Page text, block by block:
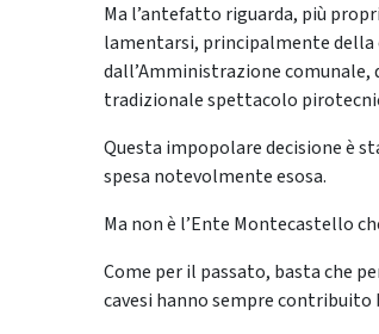
Ma l’antefatto riguarda, più
lamentarsi, principalmente della
dall’Amministrazione
tradizionale spettacolo
Questa impopolare decisione è
spesa notevolmente esosa.
Ma non è l’Ente Montecastello
Come per il passato, basta che
cavesi hanno sempre contribuito